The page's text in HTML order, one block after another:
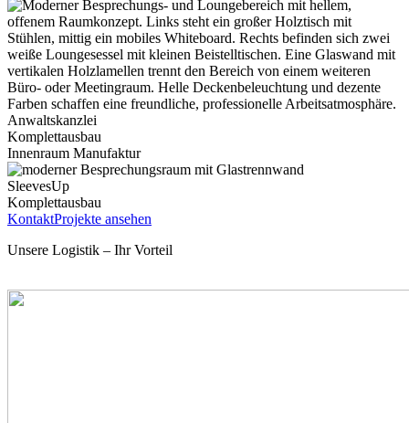
Anwaltskanzlei
Komplettausbau
Innenraum Manufaktur
SleevesUp
Komplettausbau
KontaktProjekte ansehen
Unsere Logistik – Ihr Vorteil